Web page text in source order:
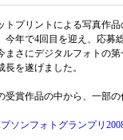
プリントによる写真作品
今年で4回目を迎え、応募
まさにデジタルフォトの
を遂げました。
受賞作品の中から、一部
ソンフォトグランプリ